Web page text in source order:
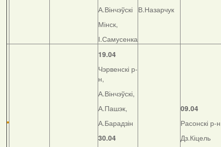
А.Вінчэўскі
Мінск,
І.Самусенка
В.Назарчук
19.04
Чэрвенскі р-
н,
А.Вінчэўскі,
А.Пашэк,
А.Барадзін
30.04
09.04
Расонскі р-
Дз.Кіцель